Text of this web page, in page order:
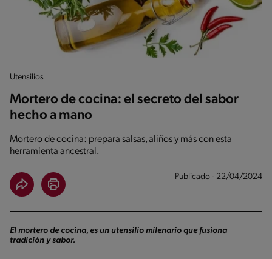
Utensilios
Mortero de cocina: el secreto del sabor
hecho a mano
Mortero de cocina: prepara salsas, aliños y más con esta
herramienta ancestral.
Publicado - 22/04/2024
El mortero de cocina, es un utensilio milenario que fusiona
tradición y sabor.